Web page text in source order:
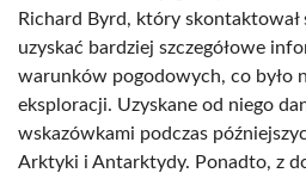
Richard Byrd, który skontaktował
uzyskać bardziej szczegółowe
warunków pogodowych, co było
eksploracji. Uzyskane od niego
wskazówkami podczas
Arktyki i Antarktydy. Ponadto, z